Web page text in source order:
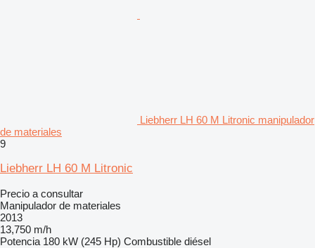
Liebherr LH 60 M Litronic manipulador
de materiales
9
Liebherr LH 60 M Litronic
Precio a consultar
Manipulador de materiales
2013
13,750 m/h
Potencia 180 kW (245 Hp) Combustible diésel